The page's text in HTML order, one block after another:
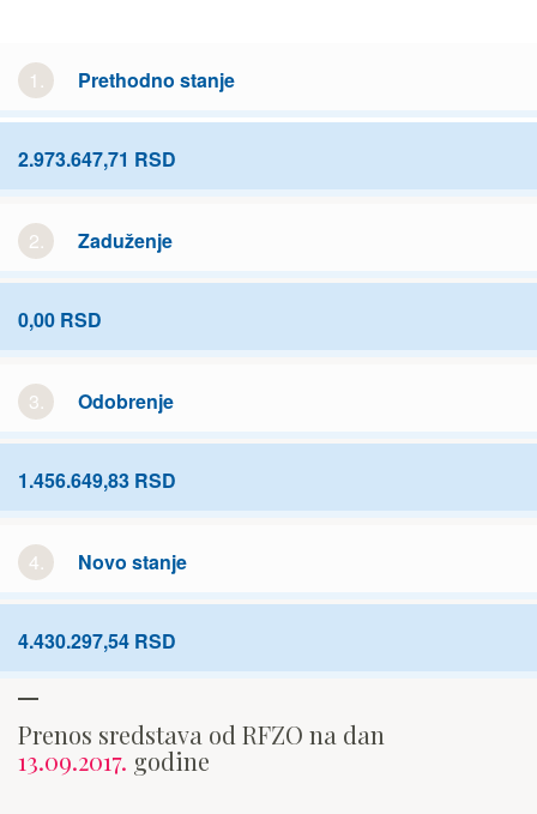
1. Prethodno stanje
2.973.647,71 RSD
2. Zaduženje
0,00 RSD
3. Odobrenje
1.456.649,83 RSD
4. Novo stanje
4.430.297,54 RSD
Prenos sredstava od RFZO na dan
13.09.2017. godine